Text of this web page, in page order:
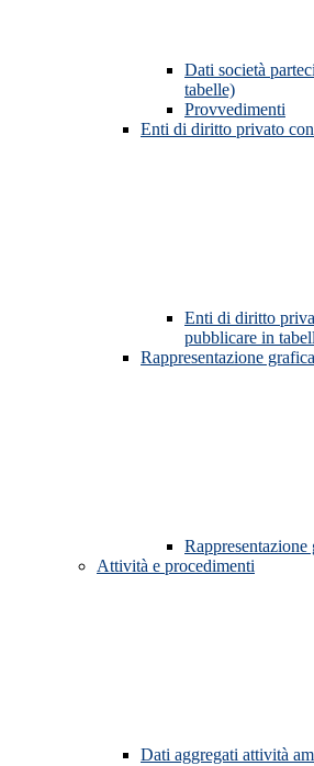
Dati società
tabelle)
Provvedimenti
Enti di diritto privato
Enti di diritto
pubblicare in
Rappresentazione grafica
Rappresentazione
Attività e procedimenti
Dati aggregati attività